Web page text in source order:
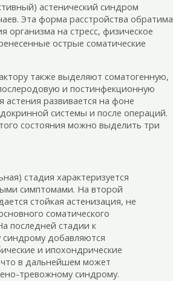
астенический синдром
Эта форма расстройства обратима
организма на стресс, физическое
острые соматические
также выделяют соматогенную,
и постинфекционную
астения развивается на фоне
системы и после операций.
состояния можно выделить три
стадия характеризуется
симптомами. На второй
стойкая астенизация, не
соматического
последней стадии к
синдрому добавляются
и ипохондрические
что в дальнейшем может
тревожному синдрому.